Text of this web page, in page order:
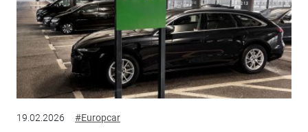
19.02.2026 #Europcar